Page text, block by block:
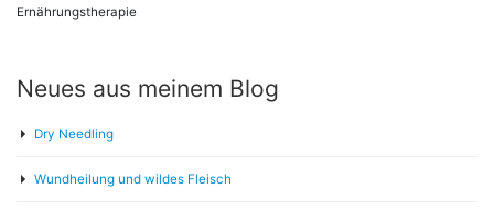
Ernährungstherapie
Neues aus meinem Blog
Dry Needling
Wundheilung und wildes Fleisch